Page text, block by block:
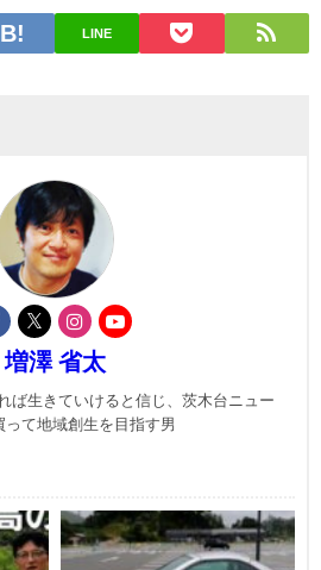
LINE
増澤 省太
ば生きていけると信じ、茨木台ニュー
って地域創生を目指す男